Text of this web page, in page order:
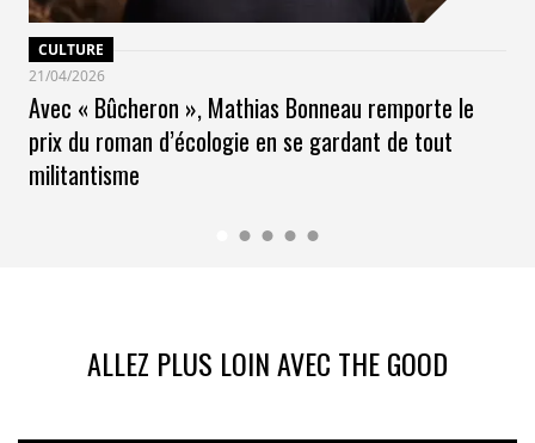
CULTURE
21/04/2026
Avec « Bûcheron », Mathias Bonneau remporte le
prix du roman d’écologie en se gardant de tout
militantisme
ALLEZ PLUS LOIN AVEC THE GOOD